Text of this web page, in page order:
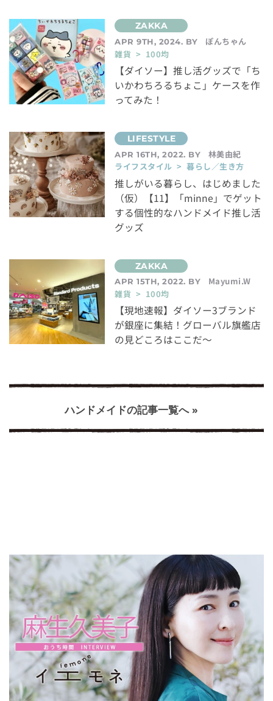
APR 9TH, 2024. BY
ぽんちゃん
雑貨 > 100均
【ダイソー】推し活グッズで「ち
いかわちろるちょこ」ケースを作
ってみた！
APR 16TH, 2022. BY
林美由紀
ライフスタイル > 暮らし／生き方
推しがいる暮らし、はじめました
（仮）【11】「minne」でゲット
する個性的なハンドメイド推し活
グッズ
APR 15TH, 2022. BY
Mayumi.W
雑貨 > 100均
【現地速報】ダイソー3ブランド
が銀座に集結！グローバル旗艦店
の見どころはここだ〜
ハンドメイドの記事一覧へ »